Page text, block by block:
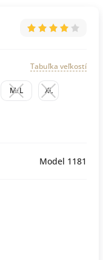
Tabuľka veľkostí
M/L XL
Model 1181